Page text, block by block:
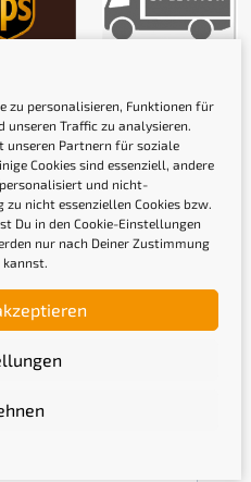
zu personalisieren, Funktionen für
unseren Traffic zu analysieren.
Partnern für soziale
Cookies sind essenziell, andere
und nicht-
nicht essenziellen Cookies bzw.
Du in den Cookie-Einstellungen
nur nach Deiner Zustimmung
kannst.